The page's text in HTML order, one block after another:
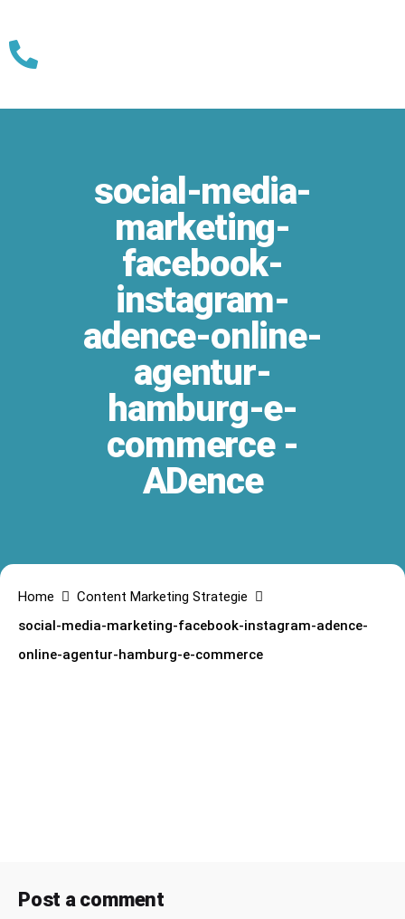
social-media-
marketing-
facebook-
instagram-
adence-online-
agentur-
hamburg-e-
commerce -
ADence
Home
Content Marketing Strategie
social-media-marketing-facebook-instagram-adence-
online-agentur-hamburg-e-commerce
Post a comment